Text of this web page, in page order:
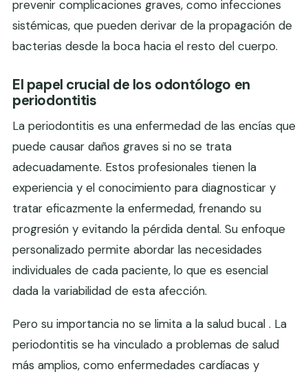
prevenir complicaciones graves, como infecciones
sistémicas, que pueden derivar de la propagación de
bacterias desde la boca hacia el resto del cuerpo.
El papel crucial de los odontólogo en
periodontitis
La periodontitis es una enfermedad de las encías que
puede causar daños graves si no se trata
adecuadamente. Estos profesionales tienen la
experiencia y el conocimiento para diagnosticar y
tratar eficazmente la enfermedad, frenando su
progresión y evitando la pérdida dental. Su enfoque
personalizado permite abordar las necesidades
individuales de cada paciente, lo que es esencial
dada la variabilidad de esta afección.
Pero su importancia no se limita a la salud bucal . La
periodontitis se ha vinculado a problemas de salud
más amplios, como enfermedades cardíacas y